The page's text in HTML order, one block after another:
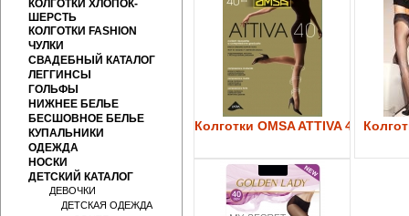
КОЛГОТКИ ХЛОПОК-
ШЕРСТЬ
КОЛГОТКИ FASHION
ЧУЛКИ
СВАДЕБНЫЙ КАТАЛОГ
ЛЕГГИНСЫ
ГОЛЬФЫ
НИЖНЕЕ БЕЛЬЕ
БЕСШОВНОЕ БЕЛЬЕ
КУПАЛЬНИКИ
ОДЕЖДА
НОСКИ
ДЕТСКИЙ КАТАЛОГ
ДЕВОЧКИ
ДЕТСКАЯ ОДЕЖДА
Колготки OMSA ATTIVA 40